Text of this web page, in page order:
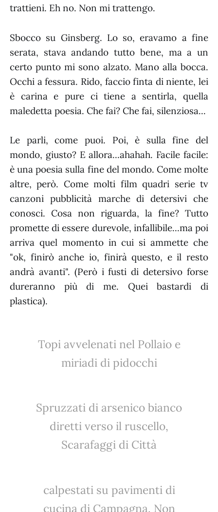
trattieni. Eh no. Non mi trattengo.
Sbocco su Ginsberg. Lo so, eravamo a fine
serata, stava andando tutto bene, ma a un
certo punto mi sono alzato. Mano alla bocca.
Occhi a fessura. Rido, faccio finta di niente, lei
è carina e pure ci tiene a sentirla, quella
maledetta poesia. Che fai? Che fai, silenziosa...
Le parli, come puoi. Poi, è sulla fine del
mondo, giusto? E allora...ahahah. Facile facile:
è una poesia sulla fine del mondo. Come molte
altre, però. Come molti film quadri serie tv
canzoni pubblicità marche di detersivi che
conosci. Cosa non riguarda, la fine? Tutto
promette di essere durevole, infallibile...ma poi
arriva quel momento in cui si ammette che
"ok, finirò anche io, finirà questo, e il resto
andrà avanti". (Però i fusti di detersivo forse
dureranno più di me. Quei bastardi di
plastica).
Topi avvelenati nel Pollaio e
miriadi di pidocchi
Spruzzati di arsenico bianco
diretti verso il ruscello,
Scarafaggi di Città
calpestati su pavimenti di
cucina di Campagna. Non